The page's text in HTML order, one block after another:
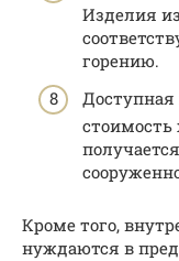
Изделия
горению.
стоимость
Кроме того,
нуждаются в